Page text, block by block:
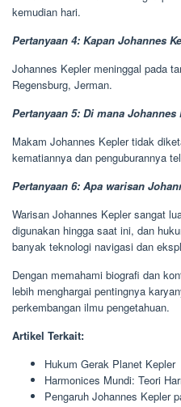
kemudian hari.
Pertanyaan 4: Kapan Johannes
Johannes Kepler meninggal pada
Regensburg, Jerman.
Pertanyaan 5: Di mana
Makam Johannes Kepler tidak
kematiannya dan penguburannya
Pertanyaan 6: Apa warisan
Warisan Johannes Kepler sangat
digunakan hingga saat ini, dan
banyak teknologi navigasi dan
Dengan memahami biografi dan
lebih menghargai pentingnya
perkembangan ilmu pengetahuan.
Artikel Terkait:
Hukum Gerak Planet Kepler
Harmonices Mundi: Teori
Pengaruh Johannes Kepler